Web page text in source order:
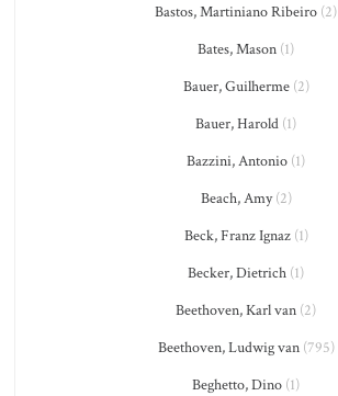
Bastos, Martiniano Ribeiro (2)
Bates, Mason (1)
Bauer, Guilherme(2)
Bauer, Harold (1)
Bazzini, Antonio (1)
Beach, Amy(2)
Beck, Franz Ignaz(1)
Becker, Dietrich (1)
Beethoven, Karl van (2)
Beethoven, Ludwig van(795)
Beghetto, Dino (1)